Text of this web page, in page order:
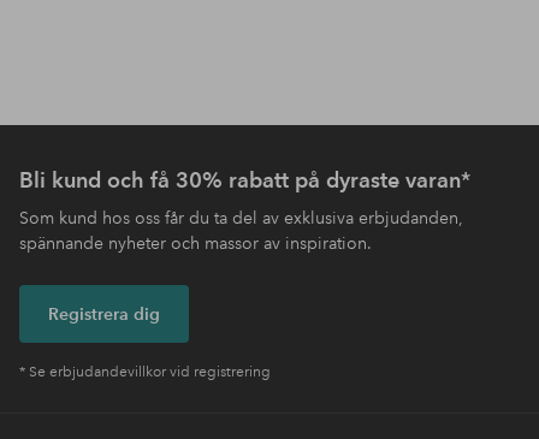
Bli kund och få 30% rabatt på dyraste varan*
Som kund hos oss får du ta del av exklusiva erbjudanden,
spännande nyheter och massor av inspiration.
Registrera dig
* Se erbjudandevillkor vid registrering